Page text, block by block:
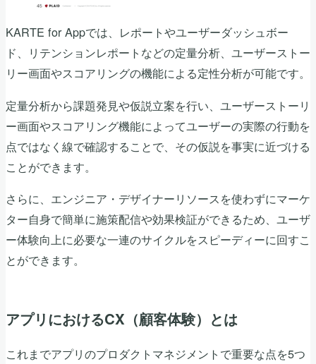
KARTE for Appでは、レポートやユーザーダッシュボー
ド、リテンションレポートなどの定量分析、ユーザーストー
リー画面やスコアリングの機能による定性分析が可能です。
定量分析から課題発見や仮説立案を行い、ユーザーストーリ
ー画面やスコアリング機能によってユーザーの実際の行動を
点ではなく線で確認することで、その仮説を事実に近づける
ことができます。
さらに、エンジニア・デザイナーリソースを使わずにマーケ
ター自身で簡単に施策配信や効果検証ができるため、ユーザ
ー体験向上に必要な一連のサイクルをスピーディーに回すこ
とができます。
アプリにおけるCX（顧客体験）とは
これまでアプリのプロダクトマネジメントで重要な点を5つ